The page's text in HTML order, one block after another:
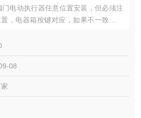
电动执行器任意位置安装，但必须注
，电器箱按键对应，如果不一致立即
08